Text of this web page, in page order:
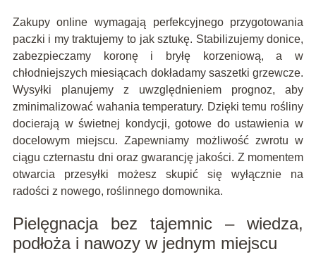
Zakupy online wymagają perfekcyjnego przygotowania
paczki i my traktujemy to jak sztukę. Stabilizujemy donice,
zabezpieczamy koronę i bryłę korzeniową, a w
chłodniejszych miesiącach dokładamy saszetki grzewcze.
Wysyłki planujemy z uwzględnieniem prognoz, aby
zminimalizować wahania temperatury. Dzięki temu rośliny
docierają w świetnej kondycji, gotowe do ustawienia w
docelowym miejscu. Zapewniamy możliwość zwrotu w
ciągu czternastu dni oraz gwarancję jakości. Z momentem
otwarcia przesyłki możesz skupić się wyłącznie na
radości z nowego, roślinnego domownika.
Pielęgnacja bez tajemnic – wiedza,
podłoża i nawozy w jednym miejscu